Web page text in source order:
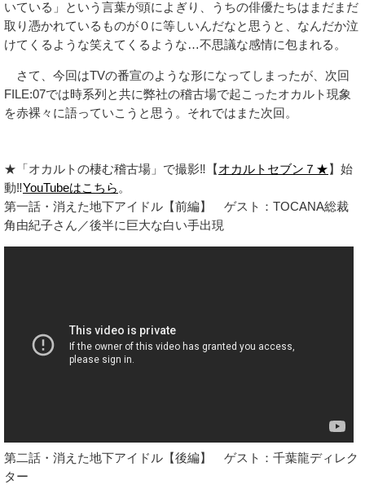
いている」という言葉が頭によぎり、うちの俳優たちはまだまだ
取り憑かれているものが０に等しいんだなと思うと、なんだか泣
けてくるような笑えてくるような…不思議な感情に包まれる。
さて、今回はTVの番宣のような形になってしまったが、次回
FILE:07では時系列と共に弊社の稽古場で起こったオカルト現象
を赤裸々に語っていこうと思う。それではまた次回。
★「オカルトの棲む稽古場」で撮影‼【オカルトセブン７★】始
動‼YouTubeはこちら 。
第一話・消えた地下アイドル【前編】 ゲスト：TOCANA総裁
角由紀子さん／後半に巨大な白い手出現
第二話・消えた地下アイドル【後編】 ゲスト：千葉龍ディレク
ター